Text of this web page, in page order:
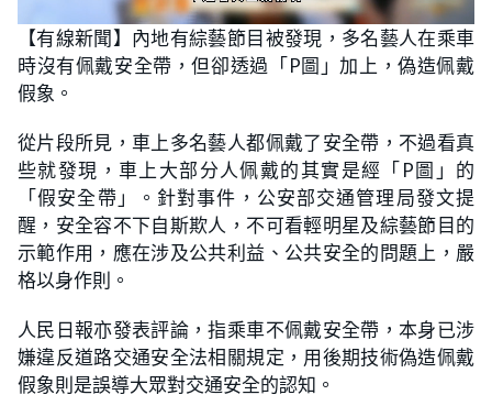
n
m
t
e
L
o
a
d
e
d
3
3
%
【有線新聞】內地有綜藝節目被發現，多名藝人在乘車
時沒有佩戴安全帶，但卻透過「P圖」加上，偽造佩戴
假象。
從片段所見，車上多名藝人都佩戴了安全帶，不過看真
些就發現，車上大部分人佩戴的其實是經「P圖」的
「假安全帶」。針對事件，公安部交通管理局發文提
醒，安全容不下自斯欺人，不可看輕明星及綜藝節目的
示範作用，應在涉及公共利益、公共安全的問題上，嚴
格以身作則。
人民日報亦發表評論，指乘車不佩戴安全帶，本身已涉
嫌違反道路交通安全法相關規定，用後期技術偽造佩戴
假象則是誤導大眾對交通安全的認知。